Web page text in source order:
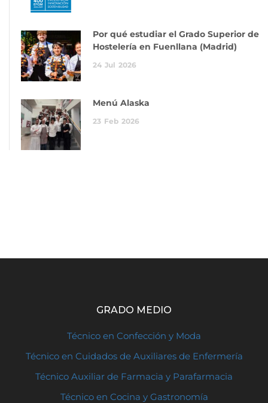
Por qué estudiar el Grado Superior de
Hostelería en Fuenllana (Madrid)
24 Jul 2026
Menú Alaska
23 Feb 2026
GRADO MEDIO
Técnico en Confección y Moda
Técnico en Cuidados de Auxiliares de Enfermería
Técnico Auxiliar de Farmacia y Parafarmacia
Técnico en Cocina y Gastronomía